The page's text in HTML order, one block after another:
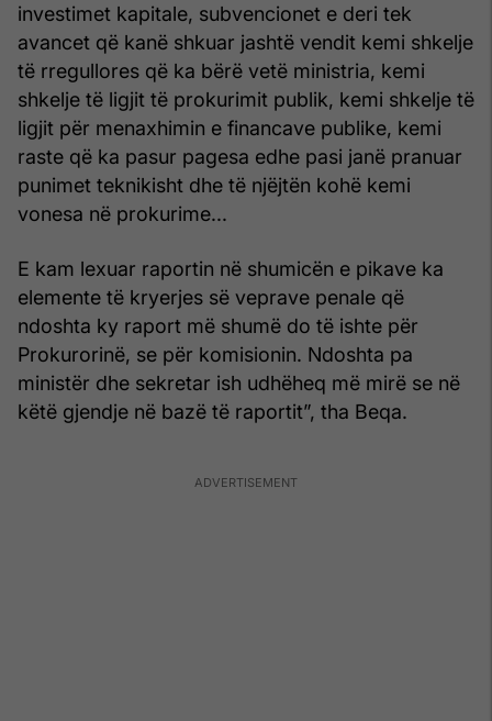
investimet kapitale, subvencionet e deri tek
avancet që kanë shkuar jashtë vendit kemi shkelje
të rregullores që ka bërë vetë ministria, kemi
shkelje të ligjit të prokurimit publik, kemi shkelje të
ligjit për menaxhimin e financave publike, kemi
raste që ka pasur pagesa edhe pasi janë pranuar
punimet teknikisht dhe të njëjtën kohë kemi
vonesa në prokurime...
E kam lexuar raportin në shumicën e pikave ka
elemente të kryerjes së veprave penale që
ndoshta ky raport më shumë do të ishte për
Prokurorinë, se për komisionin. Ndoshta pa
ministër dhe sekretar ish udhëheq më mirë se në
këtë gjendje në bazë të raportit”, tha Beqa.